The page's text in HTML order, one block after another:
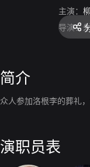
主演：
导演：
简介
众人参加洛根李的葬礼
演职员表